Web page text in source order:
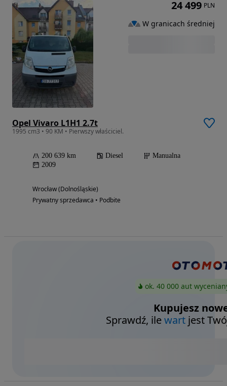
Opel Vivaro L1H1 2.7t
1995 cm3 • 90 KM • Pierwszy właściciel.
200 639 km Diesel
Manualna
2009
Wrocław (Dolnośląskie)
Prywatny sprzedawca • Podbite
24 499 PLN
W granicach średniej
ok. 40 000 aut
Kupujesz
Sprawdź, ilewart jest